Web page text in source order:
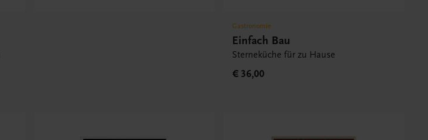
Gastronomie
Einfach Bau
Sterneküche für zu Hause
€ 36,00